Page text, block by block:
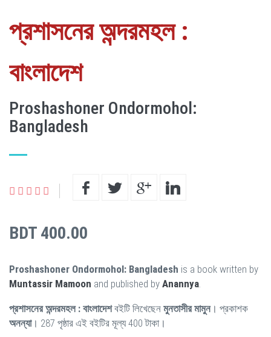
প্রশাসনের অন্দরমহল :
বাংলাদেশ
Proshashoner Ondormohol:
Bangladesh
BDT 400.00
Proshashoner Ondormohol: Bangladesh is a book written by
Muntassir Mamoon and published by Anannya.
প্রশাসনের অন্দরমহল : বাংলাদেশবইটি লিখেছেন মুনতাসীর মামুন। প্রকাশক
অনন্যা। 287 পৃষ্ঠার এই বইটির মূল্য 400 টাকা।